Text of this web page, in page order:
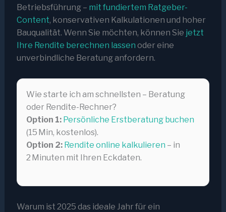
Betriebsführung – mit fundiertem Ratgeber-
Content, konservativen Kalkulationen und hoher
Bauqualität. Wenn Sie möchten, können Sie jetzt
Ihre Rendite berechnen lassen oder eine
unverbindliche Beratung anfordern.
Wie starte ich am schnellsten – Beratung
oder Rendite-Rechner?
Option 1: Persönliche Erstberatung buchen
(15 Min, kostenlos).
Option 2: Rendite online kalkulieren – in
2 Minuten mit Ihren Eckdaten.
Warum ist 2025 das ideale Jahr für ein